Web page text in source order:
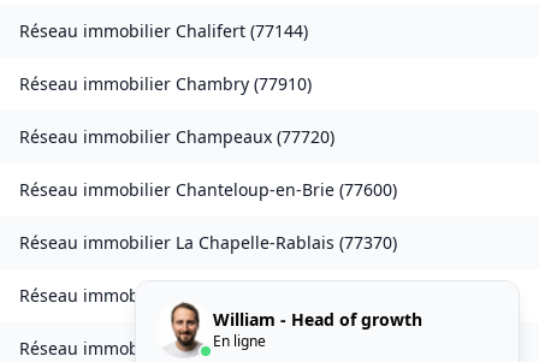
Réseau immobilier Chalifert (77144)
Réseau immobilier Chambry (77910)
Réseau immobilier Champeaux (77720)
Réseau immobilier Chanteloup-en-Brie (77600)
Réseau immobilier La Chapelle-Rablais (77370)
Réseau immobilier
Réseau immobilierCharmentray
William - Head of growth
En ligne